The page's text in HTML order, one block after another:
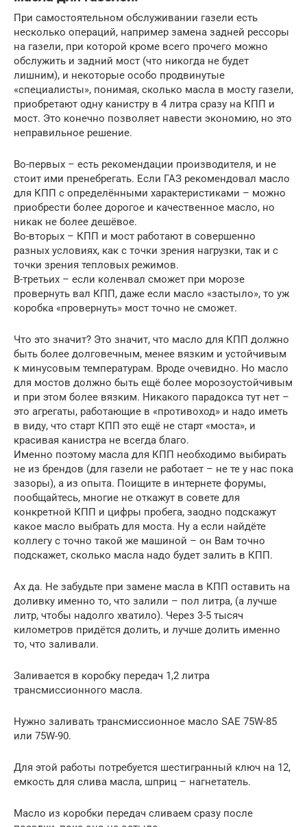
При самостоятельном обслуживании газели есть
несколько операций, например замена задней рессоры
на газели, при которой кроме всего прочего можно
обслужить и задний мост (что никогда не будет
лишним), и некоторые особо продвинутые
«специалисты», понимая, сколько масла в мосту газели,
приобретают одну канистру в 4 литра сразу на КПП и
мост. Это конечно позволяет навести экономию, но это
неправильное решение.
Во-первых – есть рекомендации производителя, и не
стоит ими пренебрегать. Если ГАЗ рекомендовал масло
для КПП с определёнными характеристиками – можно
приобрести более дорогое и качественное масло, но
никак не более дешёвое.
Во-вторых – КПП и мост работают в совершенно
разных условиях, как с точки зрения нагрузки, так и с
точки зрения тепловых режимов.
В-третьих – если коленвал сможет при морозе
провернуть вал КПП, даже если масло «застыло», то уж
коробка «провернуть» мост точно не сможет.
Что это значит? Это значит, что масло для КПП должно
быть более долговечным, менее вязким и устойчивым
к минусовым температурам. Вроде очевидно. Но масло
для мостов должно быть ещё более морозоустойчивым
и при этом более вязким. Никакого парадокса тут нет –
это агрегаты, работающие в «противоход» и надо иметь
в виду, что старт КПП это ещё не старт «моста», и
красивая канистра не всегда благо.
Именно поэтому масла для КПП необходимо выбирать
не из брендов (для газели не работает – не те у нас пока
зазоры), а из опыта. Поищите в интернете форумы,
пообщайтесь, многие не откажут в совете для
конкретной КПП и цифры пробега, заодно подскажут
какое масло выбрать для моста. Ну а если найдёте
коллегу с точно такой же машиной – он Вам точно
подскажет, сколько масла надо будет залить в КПП.
Ах да. Не забудьте при замене масла в КПП оставить на
доливку именно то, что залили – пол литра, (а лучше
литр, чтобы надолго хватило). Через 3-5 тысяч
километров придётся долить, и лучше долить именно
то, что заливали.
Заливается в коробку передач 1,2 литра
трансмиссионного масла.
Нужно заливать трансмиссионное масло SAE 75W-85
или 75W-90.
Для этой работы потребуется шестигранный ключ на 12,
емкость для слива масла, шприц – нагнетатель.
Масло из коробки передач сливаем сразу после